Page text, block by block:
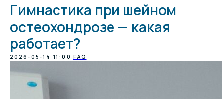
Гимнастика при шейном
остеохондрозе — какая
работает?
2026-05-14 11:00 FAQ